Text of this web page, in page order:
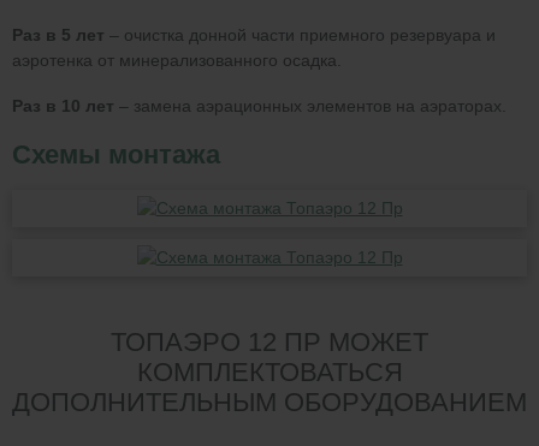
Раз в 5 лет – очистка донной части приемного резервуара и
аэротенка от минерализованного осадка.
Раз в 10 лет – замена аэрационных элементов на аэраторах.
Схемы монтажа
ТОПАЭРО 12 ПР МОЖЕТ
КОМПЛЕКТОВАТЬСЯ
ДОПОЛНИТЕЛЬНЫМ ОБОРУДОВАНИЕМ